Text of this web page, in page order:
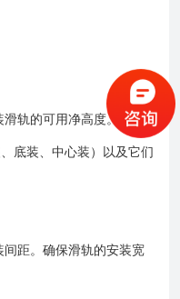
轨的可用净高度。这决
底装、中心装）以及它们
距。确保滑轨的安装宽